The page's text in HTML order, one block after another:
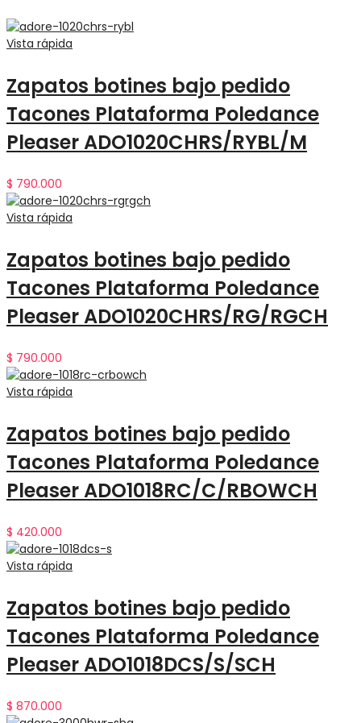
Vista rápida
Zapatos botines bajo pedido
Tacones Plataforma Poledance
Pleaser ADO1020CHRS/RYBL/M
$ 790.000
Vista rápida
Zapatos botines bajo pedido
Tacones Plataforma Poledance
Pleaser ADO1020CHRS/RG/RGCH
$ 790.000
Vista rápida
Zapatos botines bajo pedido
Tacones Plataforma Poledance
Pleaser ADO1018RC/C/RBOWCH
$ 420.000
Vista rápida
Zapatos botines bajo pedido
Tacones Plataforma Poledance
Pleaser ADO1018DCS/S/SCH
$ 870.000